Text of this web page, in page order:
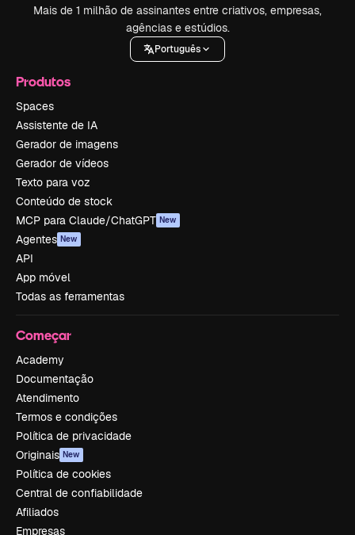
Mais de 1 milhão de assinantes entre criativos, empresas,
agências e estúdios.
Português
Produtos
Spaces
Assistente de IA
Gerador de imagens
Gerador de vídeos
Texto para voz
Conteúdo de stock
MCP para Claude/ChatGPT New
Agentes New
API
App móvel
Todas as ferramentas
Começar
Academy
Documentação
Atendimento
Termos e condições
Política de privacidade
Originais New
Política de cookies
Central de confiabilidade
Afiliados
Empresas